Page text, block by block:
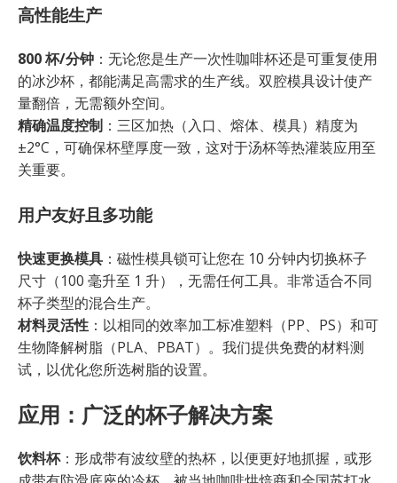
高性能生产
800 杯/分钟 ：无论您是生产一次性咖啡杯还是可重复使用
的冰沙杯，都能满足高需求的生产线。双腔模具设计使产
量翻倍，无需额外空间。
精确温度控制 ：三区加热（入口、熔体、模具）精度为
±2°C，可确保杯壁厚度一致，这对于汤杯等热灌装应用至
关重要。
用户友好且多功能
快速更换模具 ：磁性模具锁可让您在 10 分钟内切换杯子
尺寸（100 毫升至 1 升），无需任何工具。非常适合不同
杯子类型的混合生产。
材料灵活性 ：以相同的效率加工标准塑料（PP、PS）和可
生物降解树脂（PLA、PBAT）。我们提供免费的材料测
试，以优化您所选树脂的设置。
应用：广泛的杯子解决方案
饮料杯：形成带有波纹壁的热杯，以便更好地抓握，或形